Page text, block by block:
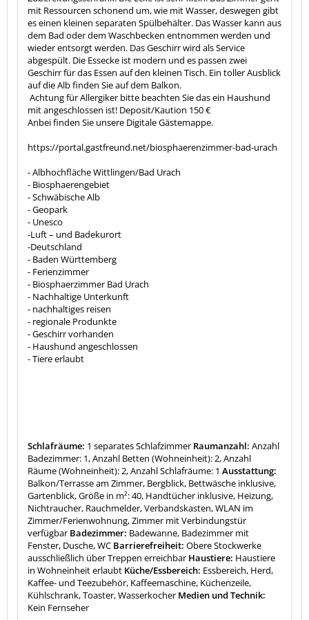
mit Ressourcen schonend um, wie mit Wasser, deswegen gibt
es einen kleinen separaten Spülbehälter. Das Wasser kann aus
dem Bad oder dem Waschbecken entnommen werden und
wieder entsorgt werden. Das Geschirr wird als Service
abgespült. Die Essecke ist modern und es passen zwei
Geschirr für das Essen auf den kleinen Tisch. Ein toller Ausblick
auf die Alb finden Sie auf dem Balkon.
Achtung für Allergiker bitte beachten Sie das ein Haushund
mit angeschlossen ist! Deposit/Kaution 150 €
Anbei finden Sie unsere Digitale Gästemappe.
https://portal.gastfreund.net/biosphaerenzimmer-bad-urach
- Albhochfläche Wittlingen/Bad Urach
- Biosphaerengebiet
- Schwäbische Alb
- Geopark
- Unesco
-Luft – und Badekurort
-Deutschland
- Baden Württemberg
- Ferienzimmer
- Biosphaerzimmer Bad Urach
- Nachhaltige Unterkunft
- nachhaltiges reisen
- regionale Produnkte
- Geschirr vorhanden
- Haushund angeschlossen
- Tiere erlaubt
Schlafräume: 1 separates Schlafzimmer Raumanzahl: Anzahl
Badezimmer: 1, Anzahl Betten (Wohneinheit): 2, Anzahl
Räume (Wohneinheit): 2, Anzahl Schlafräume: 1 Ausstattung:
Balkon/Terrasse am Zimmer, Bergblick, Bettwäsche inklusive,
Gartenblick, Größe in m²: 40, Handtücher inklusive, Heizung,
Nichtraucher, Rauchmelder, Verbandskasten, WLAN im
Zimmer/Ferienwohnung, Zimmer mit Verbindungstür
verfügbar Badezimmer: Badewanne, Badezimmer mit
Fenster, Dusche, WC Barrierefreiheit: Obere Stockwerke
ausschließlich über Treppen erreichbar Haustiere: Haustiere
in Wohneinheit erlaubt Küche/Essbereich: Essbereich, Herd,
Kaffee- und Teezubehör, Kaffeemaschine, Küchenzeile,
Kühlschrank, Toaster, Wasserkocher Medien und Technik:
Kein Fernseher